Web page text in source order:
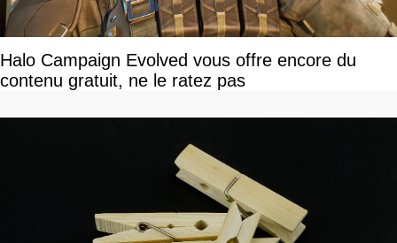
Halo Campaign Evolved vous offre encore du
contenu gratuit, ne le ratez pas